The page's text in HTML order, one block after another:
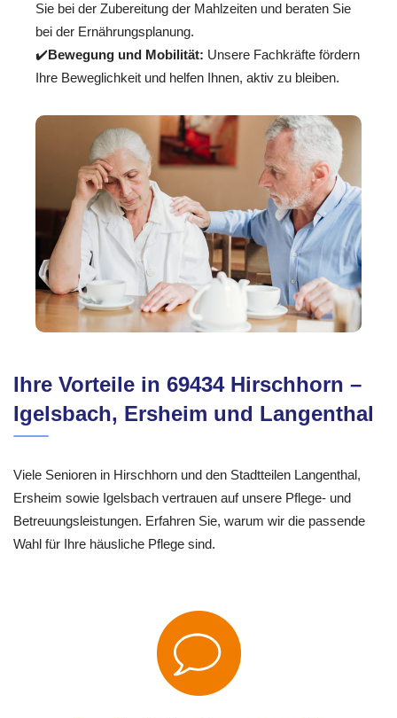
Sie bei der Zubereitung der Mahlzeiten und beraten Sie
bei der Ernährungsplanung.
✔️Bewegung und Mobilität: Unsere Fachkräfte fördern
Ihre Beweglichkeit und helfen Ihnen, aktiv zu bleiben.
Ihre Vorteile in 69434 Hirschhorn –
Igelsbach, Ersheim und Langenthal
Viele Senioren in Hirschhorn und den Stadtteilen Langenthal,
Ersheim sowie Igelsbach vertrauen auf unsere Pflege- und
Betreuungsleistungen. Erfahren Sie, warum wir die passende
Wahl für Ihre häusliche Pflege sind.